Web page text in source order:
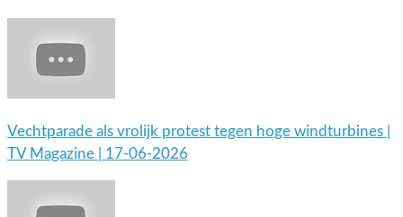
Vechtparade als vrolijk protest tegen hoge windturbines |
TV Magazine | 17-06-2026